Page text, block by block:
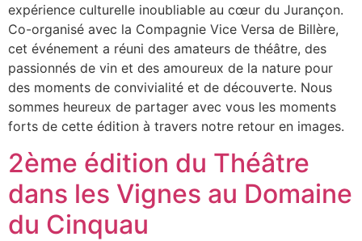
expérience culturelle inoubliable au cœur du Jurançon.
Co-organisé avec la Compagnie Vice Versa de Billère,
cet événement a réuni des amateurs de théâtre, des
passionnés de vin et des amoureux de la nature pour
des moments de convivialité et de découverte. Nous
sommes heureux de partager avec vous les moments
forts de cette édition à travers notre retour en images.
2ème édition du Théâtre
dans les Vignes au Domaine
du Cinquau